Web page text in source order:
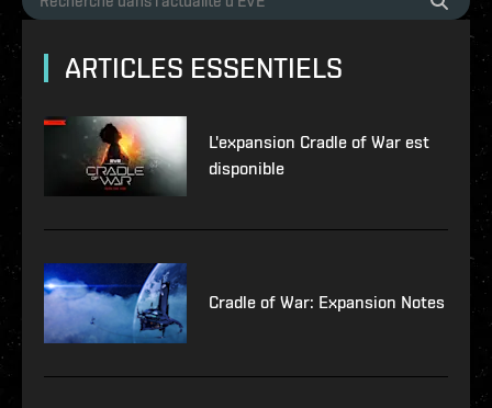
ARTICLES ESSENTIELS
L'expansion Cradle of War est
disponible
Cradle of War: Expansion Notes